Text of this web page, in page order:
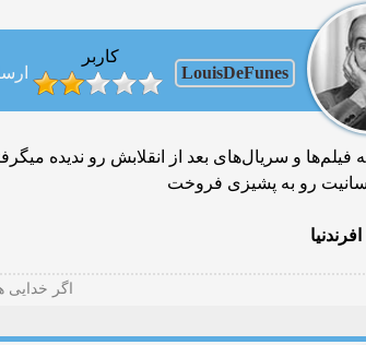
LouisDeFunes
کاربر
فیلم‌ها و سریال‌های بعد از انقلابش رو ندیده
رو به پشیزی فروخت
ﺍﮔﺮ